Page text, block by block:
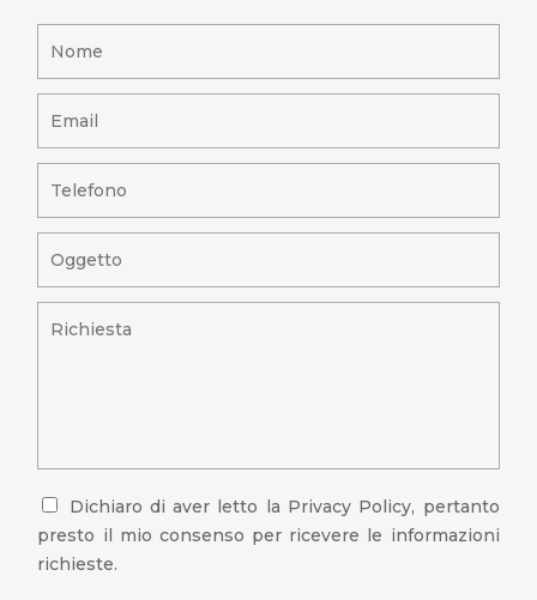
Dichiaro di aver letto la Privacy Policy, pertanto
presto il mio consenso per ricevere le informazioni
richieste.